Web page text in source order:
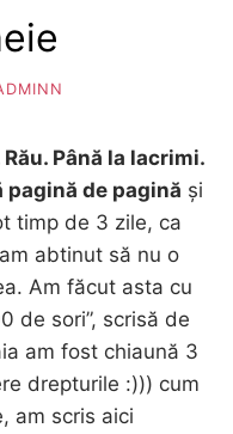
Până la lacrimi.
de pagină și
timp de 3 zile, ca
abtinut să nu o
Am făcut asta cu
de sori”, scrisă de
am fost chiaună 3
drepturile :))) cum
am scris aici